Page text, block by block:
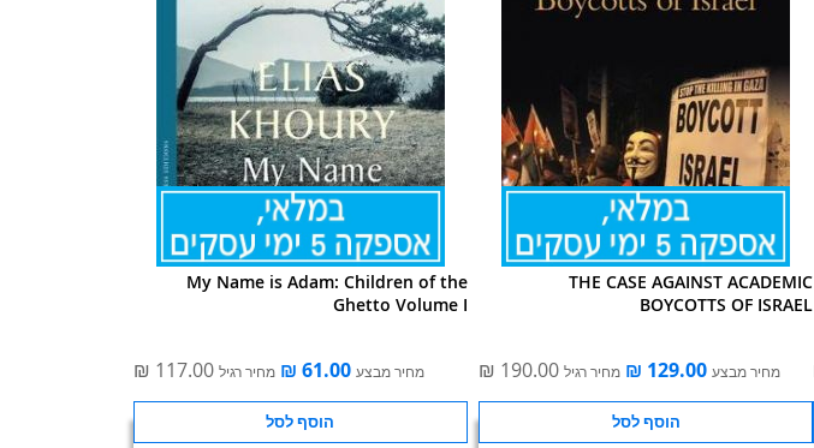
THE CASE AGAINST ACADEMIC
BOYCOTTS OF ISRAEL
מחיר מבצע ‏129.00 ‏₪ מחיר רגיל ‏190.00 ‏₪
הוסף לסל
My Name is Adam: Children of the
Ghetto Volume I
מחיר מבצע ‏61.00 ‏₪ מחיר רגיל ‏117.00 ‏₪
הוסף לסל